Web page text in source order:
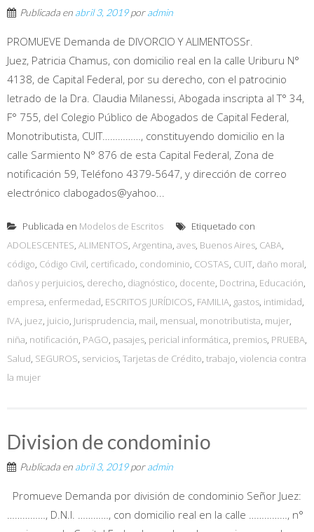
Publicada en abril 3, 2019poradmin
PROMUEVE Demanda de DIVORCIO Y ALIMENTOSSr.
Juez, Patricia Chamus, con domicilio real en la calle Uriburu N°
4138, de Capital Federal, por su derecho, con el patrocinio
letrado de la Dra. Claudia Milanessi, Abogada inscripta al T° 34,
F° 755, del Colegio Público de Abogados de Capital Federal,
Monotributista, CUIT……………, constituyendo domicilio en la
calle Sarmiento N° 876 de esta Capital Federal, Zona de
notificación 59, Teléfono 4379-5647, y dirección de correo
electrónico clabogados@yahoo...
Publicada en Modelos de Escritos
Etiquetado con
ADOLESCENTES, ALIMENTOS, Argentina, aves, Buenos Aires, CABA,
código, Código Civil, certificado, condominio, COSTAS, CUIT, daño moral,
daños y perjuicios, derecho, diagnóstico, docente, Doctrina, Educación,
empresa, enfermedad, ESCRITOS JURÍDICOS, FAMILIA, gastos, intimidad,
IVA, juez, juicio, Jurisprudencia, mail, mensual, monotributista, mujer,
niña, notificación, PAGO, pasajes, pericial informática, premios, PRUEBA,
Salud, SEGUROS, servicios, Tarjetas de Crédito, trabajo, violencia contra
la mujer
Division de condominio
Publicada en abril 3, 2019poradmin
Promueve Demanda por división de condominio Señor Juez:
……………, D.N.I. …………, con domicilio real en la calle ……………, n°